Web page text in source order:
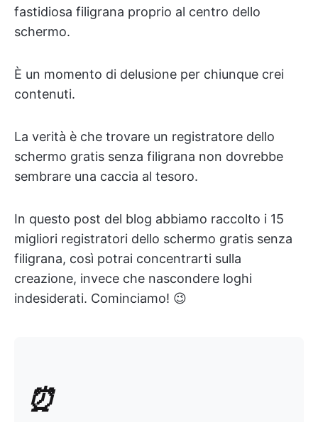
fastidiosa filigrana proprio al centro dello
schermo.
È un momento di delusione per chiunque crei
contenuti.
La verità è che trovare un registratore dello
schermo gratis senza filigrana non dovrebbe
sembrare una caccia al tesoro.
In questo post del blog abbiamo raccolto i 15
migliori registratori dello schermo gratis senza
filigrana, così potrai concentrarti sulla
creazione, invece che nascondere loghi
indesiderati. Cominciamo! 😉
⏰